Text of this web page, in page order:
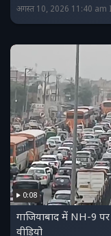
अगस्त 10, 2026 11:40 am
0:08
गाजियाबाद में NH-9
वीडियो